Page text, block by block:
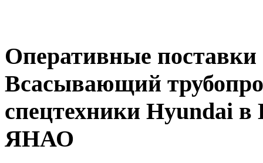
Оперативные поставки
Всасывающий
спецтехники Hyundai
ЯНАО